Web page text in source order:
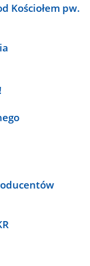
Kościołem pw.